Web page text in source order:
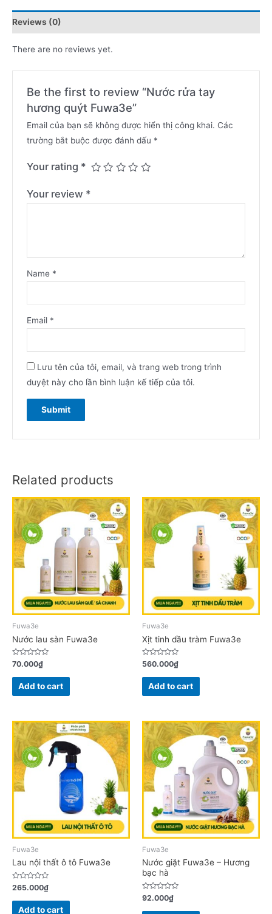
Fuwa3e
quantity
Reviews (0)
There are no reviews yet.
Be the first to review “Nước rửa tay
hương quýt Fuwa3e”
Email của bạn sẽ không được hiển thị công khai. Các
trường bắt buộc được đánh dấu *
Your rating *
Your review *
Name *
Email *
Lưu tên của tôi, email, và trang web trong trình
duyệt này cho lần bình luận kế tiếp của tôi.
Related products
Fuwa3e
Nước lau sàn Fuwa3e
Rated
0
out
70.000₫
Add to cart
Fuwa3e
Xịt tinh dầu tràm Fuwa3e
Rated
0
out
560.000₫
Add to cart
Fuwa3e
Lau nội thất ô tô Fuwa3e
Rated
0
out
265.000₫
Add to cart
Fuwa3e
Nước giặt Fuwa3e – Hương
bạc hà
Rated
0
out
92.000₫